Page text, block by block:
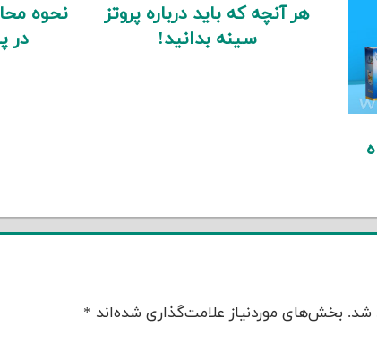
هر آنچه که باید درباره پروتز
سینه بدانید!
در
شد. بخش‌های موردنیاز علامت‌گذاری شده‌اند *